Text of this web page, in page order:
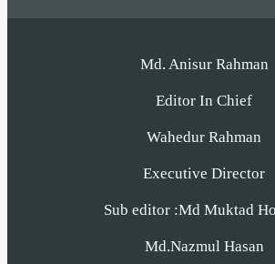
Md. Anisur Rahman
Editor In Chief
Wahedur Rahman
Executive Director
Sub editor :Md Muktad
Md.Nazmul Hasan